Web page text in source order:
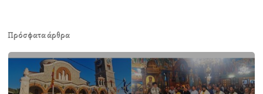
Πρόσφατα άρθρα